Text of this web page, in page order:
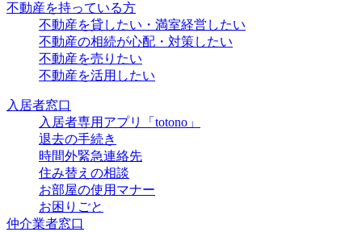
不動産を持っている方
不動産を貸したい・満室経営したい
不動産の相続が心配・対策したい
不動産を売りたい
不動産を活用したい
入居者窓口
入居者専用アプリ「totono」
退去の手続き
時間外緊急連絡先
住み替えの相談
お部屋の使用マナー
お困りごと
仲介業者窓口